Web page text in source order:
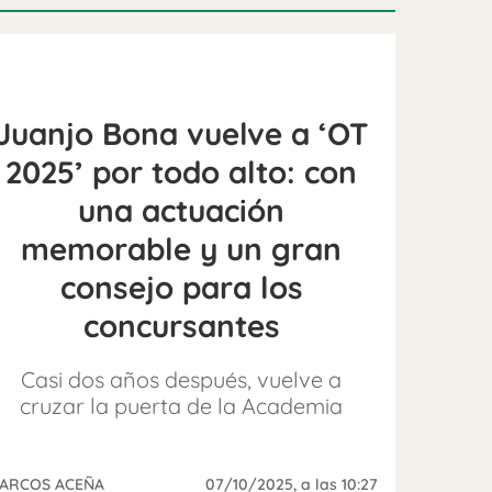
Bona vuelve a ‘OT
2025’ por todo alto: con
una actuación
memorable y un gran
consejo para los
concursantes
Casi dos años después, vuelve a
cruzar la puerta de la Academia
ACEÑA 07/10/2025, a las 10:27